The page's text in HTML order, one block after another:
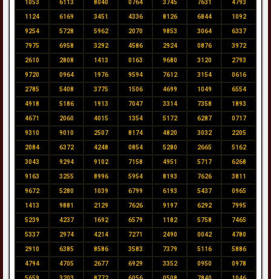
1053 6113 8040 0764 3745 7631 4793
1124 6169 3451 4336 8126 6844 1092
9254 5728 5962 2070 9853 3064 6337
7975 6958 3292 4586 2924 0876 3972
2610 2808 1413 0163 9680 3120 2793
9720 0964 1976 9594 7612 3154 0616
2785 5408 3775 1506 4699 1049 6554
4918 5186 1913 7047 3314 7358 1893
4671 2060 4015 1354 5172 6287 0717
9310 9010 2507 8174 4820 3032 2205
2084 6372 4248 0854 5280 2665 5162
3043 9294 9102 7158 4951 5717 6268
9163 3255 8996 5954 8193 7626 3811
9672 5280 1039 6799 6193 5437 0965
1413 9881 2129 7626 9197 6292 7995
5239 4237 1692 6579 1182 5758 7465
5337 2974 4214 7271 2490 0042 4780
2910 6385 8586 3583 7379 5116 5886
4794 4705 2677 6929 3352 0950 0978